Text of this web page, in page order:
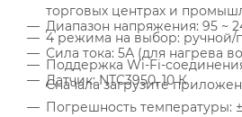
торговых центрах и
4 режима на выбор:
Поддержка Wi-Fi-
Сначала загрузите
Диапазон напряжения: 95 ~
Сила тока: 5А (для нагрева
Датчик: NTC3950, 10 К
Погрешность температуры: ±